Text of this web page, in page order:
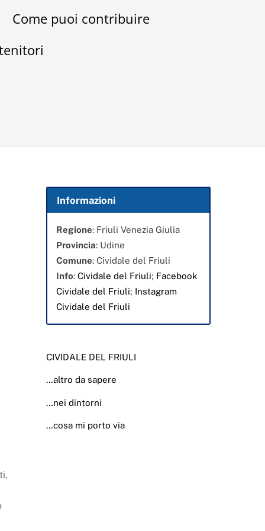
Come puoi contribuire
Informazioni
Regione: Friuli Venezia Giulia
Provincia: Udine
Comune: Cividale del Friuli
Info: Cividale del Friuli; Facebook
Cividale del Friuli; Instagram
Cividale del Friuli
CIVIDALE DEL FRIULI
…altro da sapere
…nei dintorni
…cosa mi porto via